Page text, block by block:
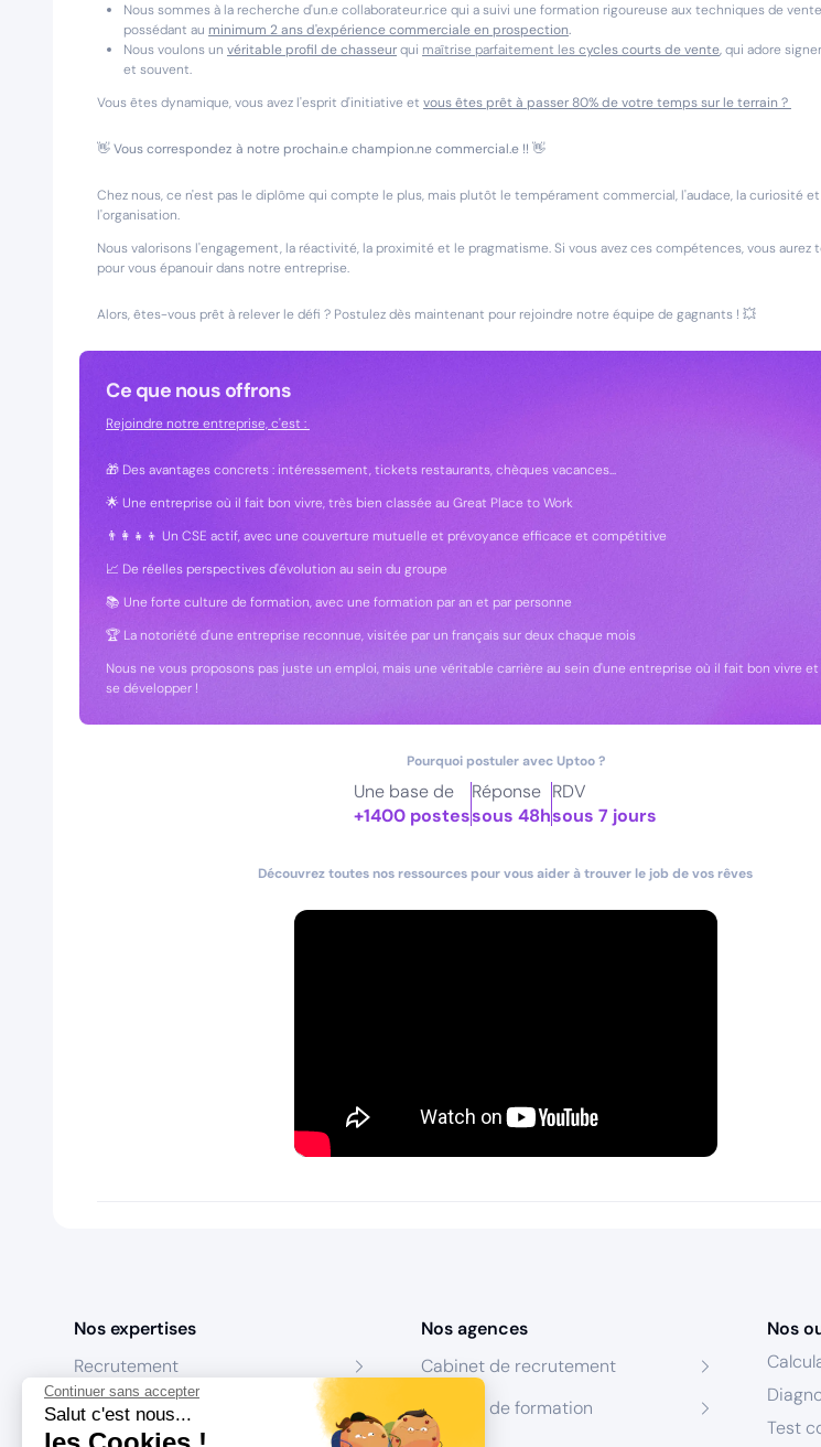
Continuer sans accepter
Salut c'est nous...
Nous sommes à la recherche d'un.e collaborateur.rice qui a suivi une formation rigoureuse aux techniques de
possédant au minimum 2 ans d'expérience commerciale en prospection.
Nous voulons un véritable profil de chasseurqui maîtrise parfaitement lescycles courts de vente,qui adore
et souvent.
Vous êtes dynamique, vous avez l'esprit d'initiative et vous êtes prêt à passer 80% de votre temps sur le terrain ?
👋Vous correspondez à notre prochain.e champion.ne commercial.e !! 👋
Chez nous, ce n'est pas le diplôme qui compte le plus, mais plutôt le tempérament commercial, l'audace, la curiosité
l'organisation.
Nous valorisons l'engagement, la réactivité, la proximité et le pragmatisme. Si vous avez ces compétences, vous aurez
pour vous épanouir dans notre entreprise.
Alors, êtes-vous prêt à relever le défi ? Postulez dès maintenant pour rejoindre notre équipe de gagnants ! 💥
Ce que nous offrons
Rejoindre notre entreprise, c'est :
🎁 Des avantages concrets : intéressement, tickets restaurants, chèques vacances...
🌟 Une entreprise où il fait bon vivre, très bien classée au Great Place to Work
👨‍👩‍👧‍👦 Un CSE actif, avec une couverture mutuelle et prévoyance efficace et compétitive
📈 De réelles perspectives d'évolution au sein du groupe
📚 Une forte culture de formation, avec une formation par an et par personne
🏆 La notoriété d'une entreprise reconnue, visitée par un français sur deux chaque mois
Nous ne vous proposons pas juste un emploi, mais une véritable carrière au sein d'une entreprise où il fait bon vivre
se développer !
Pourquoi postuler avec Uptoo ?
Une base de
+1400 postes
Réponse
sous 48h
RDV
sous 7 jours
Découvrez toutes nos ressources pour vous aider à trouver le job de vos rêves
Nos expertises
Recrutement
Formation
Nos agences
Cabinet de recrutement
Centres de formation
Nos
Test